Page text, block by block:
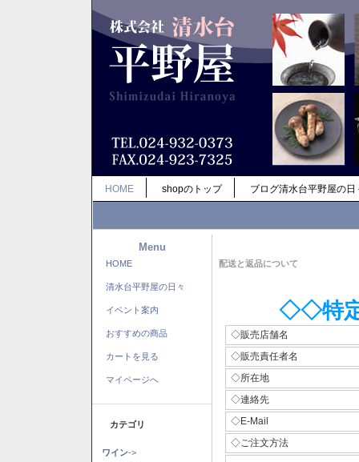
HOME shopのトップ ブログ清水台平野屋の日
Menu
HOME
清水台平野屋の日々
イベント案内
おすすめの商品
カートを見る
マイページへ
カテゴリ
ワイン->
配送と返品について
◇◇特
◇販売店舗名
◇販売責任者名
◇所在地
◇連絡先
◇E-Mail
◇ご注文方法